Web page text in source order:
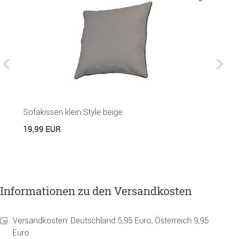
Sofakissen klein Style beige
19,99 EUR
Informationen zu den Versandkosten
Versandkosten: Deutschland 5,95 Euro, Österreich 9,95
Euro